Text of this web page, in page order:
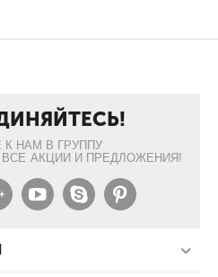
К НАМ В ГРУППУ
АКЦИИ И ПРЕДЛОЖЕНИЯ!